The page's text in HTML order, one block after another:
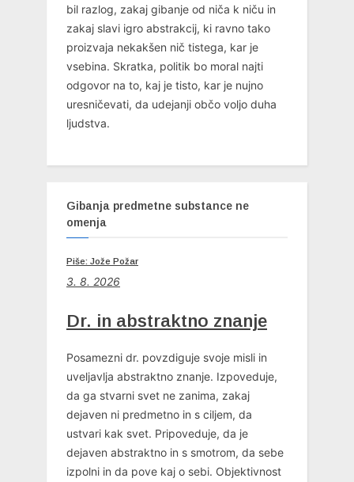
bil razlog, zakaj gibanje od niča k niču in
zakaj slavi igro abstrakcij, ki ravno tako
proizvaja nekakšen nič tistega, kar je
vsebina. Skratka, politik bo moral najti
odgovor na to, kaj je tisto, kar je nujno
uresničevati, da udejanji občo voljo duha
ljudstva.
Gibanja predmetne substance ne
omenja
Piše: Jože Požar
3. 8. 2026
Dr. in abstraktno znanje
Posamezni dr. povzdiguje svoje misli in
uveljavlja abstraktno znanje. Izpoveduje,
da ga stvarni svet ne zanima, zakaj
dejaven ni predmetno in s ciljem, da
ustvari kak svet. Pripoveduje, da je
dejaven abstraktno in s smotrom, da sebe
izpolni in da pove kaj o sebi. Objektivnost